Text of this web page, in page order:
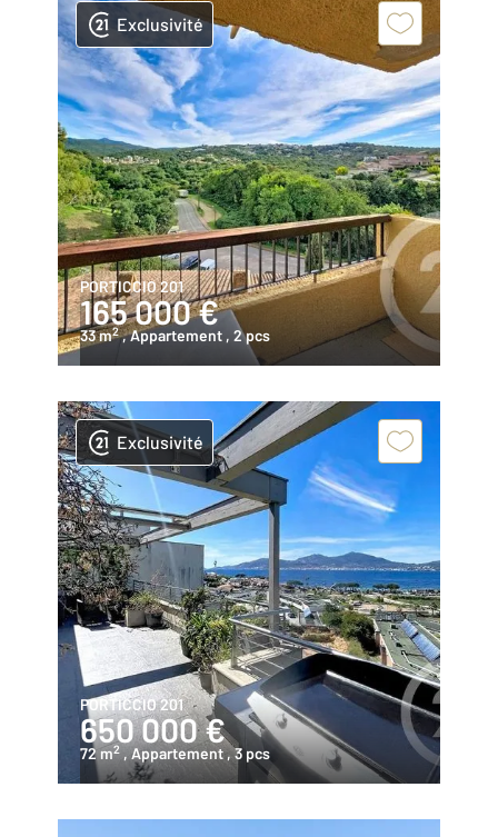
Exclusivité
PORTICCIO 201
165 000 €
33 m2 , Appartement , 2 pcs
Exclusivité
PORTICCIO 201
650 000 €
72 m2 , Appartement, 3 pcs